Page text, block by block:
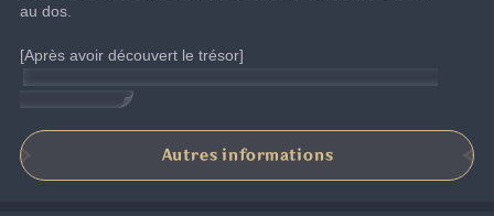
au dos.
[Après avoir découvert le trésor]
qu'elle a laissé.
Autres informations